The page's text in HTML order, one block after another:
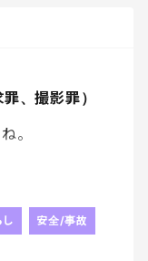
、撮影罪）
。
近づき、出会
が罪として違
安全/事故